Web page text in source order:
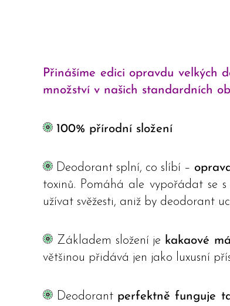
Přinášíme edici opravdu velkých
množství v našich standardních
100% přírodní složení
Deodorant splní, co slíbí –
toxinů. Pomáhá ale vypořádat se
užívat svěžesti, aniž by deodorant
Základem složení je kakaové
většinou přidává jen jako luxusní
Deodorant perfektně funguje